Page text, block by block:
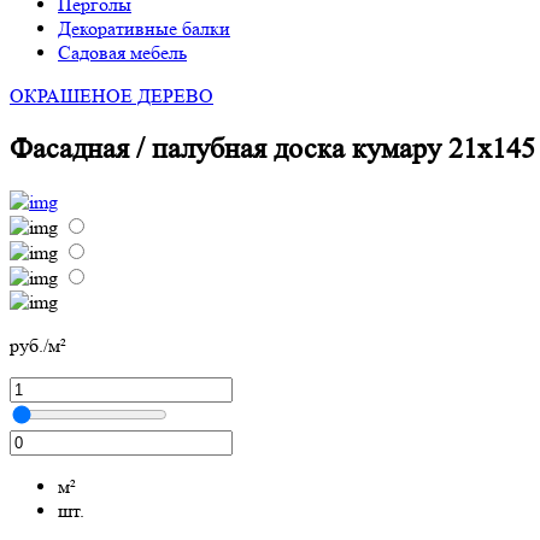
Декоративные балки
Садовая мебель
ОКРАШЕНОЕ ДЕРЕВО
Фасадная / палубная доска кумару
руб./м²
м²
шт.